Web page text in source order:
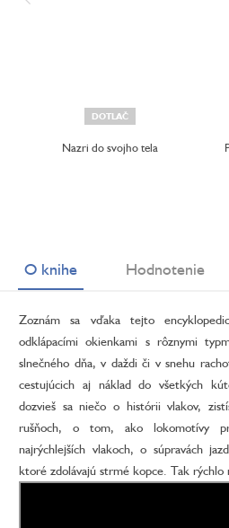
DOTLAČ
Nazri do svojho tela
O knihe Hodnotenie
Zoznám sa vďaka tejto
odklápacími okienkami s rôznymi
slnečného dňa, v daždi či v snehu
cestujúcich aj náklad do všetkých
dozvieš sa niečo o histórii vlakov,
rušňoch, o tom, ako lokomotívy
najrýchlejších vlakoch, o súpravách
ktoré zdolávajú strmé kopce. Tak rýchlo